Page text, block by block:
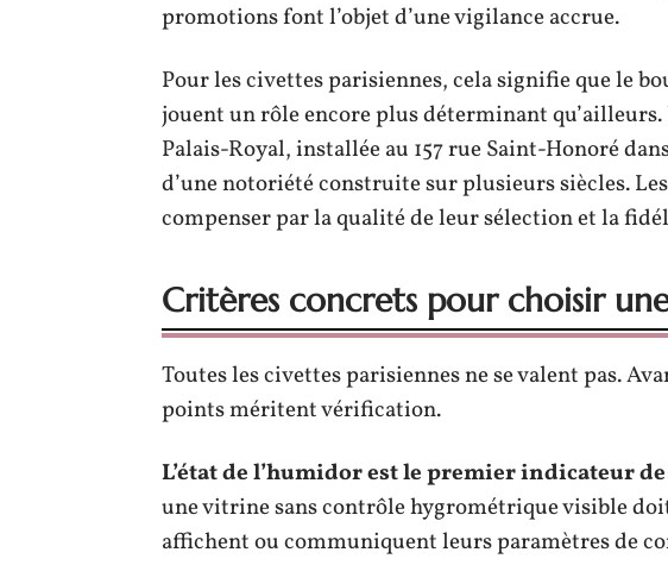
promotions font l’objet d’une vigilance accrue.
Pour les civettes parisiennes, cela signifie que le
jouent un rôle encore plus déterminant qu’ailleurs.
Palais-Royal, installée au 157 rue Saint-Honoré
d’une notoriété construite sur plusieurs siècles.
compenser par la qualité de leur sélection et la
Critères concrets pour choisir
Toutes les civettes parisiennes ne se valent pas.
points méritent vérification.
L’état de l’humidor est le premier indicateur
une vitrine sans contrôle hygrométrique visible
affichent ou communiquent leurs paramètres de